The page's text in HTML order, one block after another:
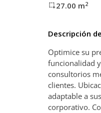
27.00 m2
Descripción
Optimice su
funcionalidad
consultorios
clientes.
adaptable a
corporativo.